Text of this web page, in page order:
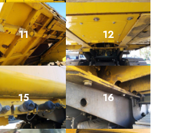
11 12
15 16